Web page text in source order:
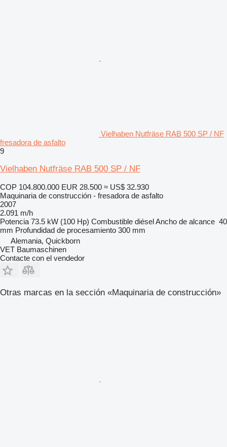
Vielhaben Nutfräse RAB 500 SP / NF
fresadora de asfalto
9
Vielhaben Nutfräse RAB 500 SP / NF
COP 104.800.000 EUR 28.500 ≈ US$ 32.930
Maquinaria de construcción - fresadora de asfalto
2007
2.091 m/h
Potencia 73.5 kW (100 Hp) Combustible diéselAncho de alcance 40
mm Profundidad de procesamiento 300 mm
Alemania, Quickborn
VET Baumaschinen
Contacte con el vendedor
Otras marcas en la sección «Maquinaria de construcción»